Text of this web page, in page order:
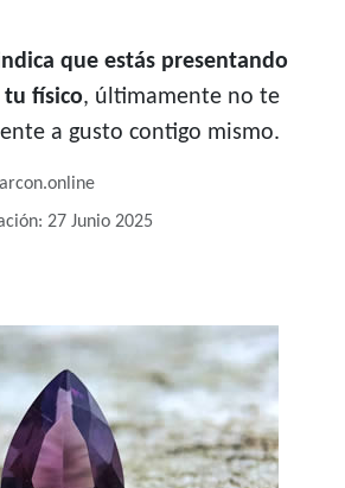
que estás presentando
tu físico, últimamente no te
a gusto contigo mismo.
27 Junio 2025